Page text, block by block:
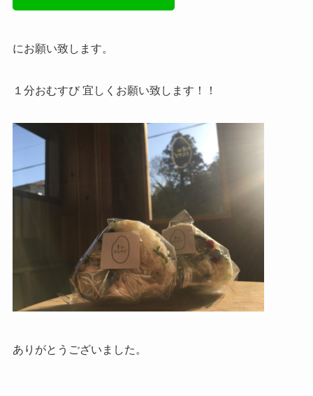
にお願い致します。
１分おむすび 宜しくお願い致します！！
ありがとうございました。